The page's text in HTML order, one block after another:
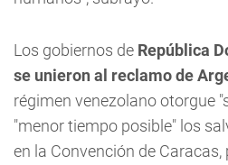
Los gobiernos de República
se unieron al reclamo de
régimen venezolano otorgue
"menor tiempo posible" los
en la Convención de Caracas,